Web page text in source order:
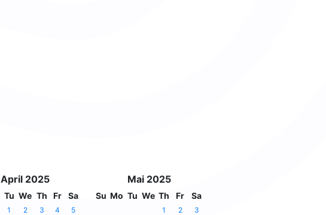
April 2025
Tu We Th Fr Sa
1 2 3 4
5
Mai 2025
Su Mo Tu We Th Fr Sa
1 2
3